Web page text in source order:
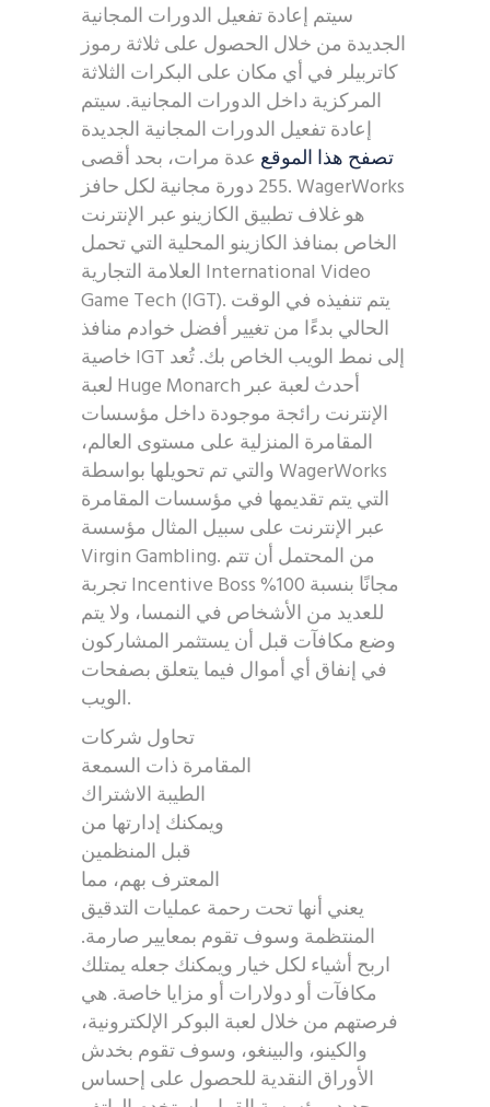
سيتم إعادة تفعيل الدورات المجانية
الجديدة من خلال الحصول على ثلاثة رموز
كاتربيلر في أي مكان على البكرات الثلاثة
المركزية داخل الدورات المجانية. سيتم
إعادة تفعيل الدورات المجانية الجديدة
تصفح هذا الموقع عدة مرات، بحد أقصى
255 دورة مجانية لكل حافز. WagerWorks
هو غلاف تطبيق الكازينو عبر الإنترنت
الخاص بمنافذ الكازينو المحلية التي تحمل
العلامة التجارية International Video
Game Tech (IGT). يتم تنفيذه في الوقت
الحالي بدءًا من تغيير أفضل خوادم منافذ
خاصية IGT إلى نمط الويب الخاص بك. تُعد
لعبة Huge Monarch أحدث لعبة عبر
الإنترنت رائجة موجودة داخل مؤسسات
المقامرة المنزلية على مستوى العالم،
والتي تم تحويلها بواسطة WagerWorks
التي يتم تقديمها في مؤسسات المقامرة
عبر الإنترنت على سبيل المثال مؤسسة
Virgin Gambling. من المحتمل أن تتم
تجربة Incentive Boss مجانًا بنسبة 100%
للعديد من الأشخاص في النمسا، ولا يتم
وضع مكافآت قبل أن يستثمر المشاركون
في إنفاق أي أموال فيما يتعلق بصفحات
الويب.
تحاول شركات
المقامرة ذات السمعة
الطيبة الاشتراك
ويمكنك إدارتها من
قبل المنظمين
المعترف بهم، مما
يعني أنها تحت رحمة عمليات التدقيق
المنتظمة وسوف تقوم بمعايير صارمة.
اربح أشياء لكل خيار ويمكنك جعله يمتلك
مكافآت أو دولارات أو مزايا خاصة. هي
فرصتهم من خلال لعبة البوكر الإلكترونية،
والكينو، والبينغو، وسوف تقوم بخدش
الأوراق النقدية للحصول على إحساس